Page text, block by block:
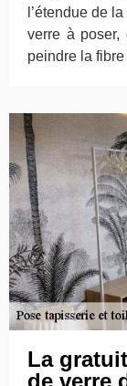
l’étendue de
verre à poser,
peindre la
La